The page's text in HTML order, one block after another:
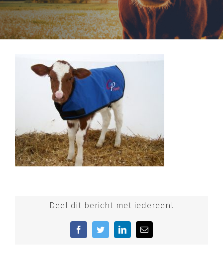
Deel dit bericht met iedereen!
FacebookTwitterLinkedIn
E-
mail